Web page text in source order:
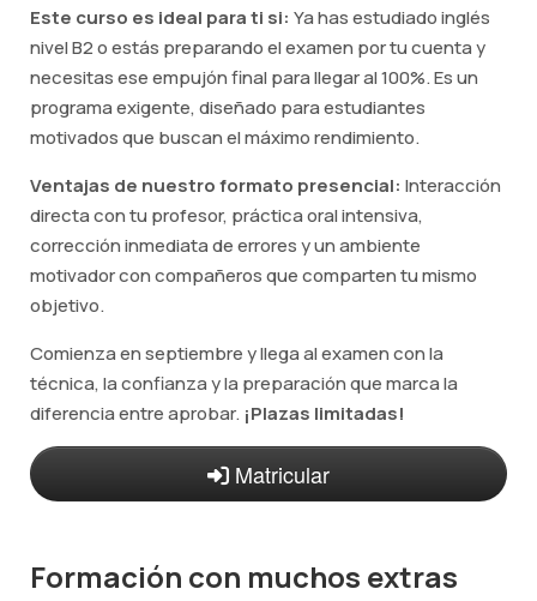
Este curso es ideal para ti si: Ya has estudiado inglés
nivel B2 o estás preparando el examen por tu cuenta y
necesitas ese empujón final para llegar al 100%. Es un
programa exigente, diseñado para estudiantes
motivados que buscan el máximo rendimiento.
Ventajas de nuestro formato presencial: Interacción
directa con tu profesor, práctica oral intensiva,
corrección inmediata de errores y un ambiente
motivador con compañeros que comparten tu mismo
objetivo.
Comienza en septiembre y llega al examen con la
técnica, la confianza y la preparación que marca la
diferencia entre aprobar. ¡Plazas limitadas!
Matricular
Formación con muchos extras